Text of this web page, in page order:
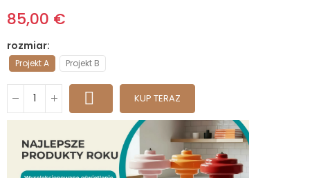
85,00 €
rozmiar
Projekt A Projekt B
KUP TERAZ